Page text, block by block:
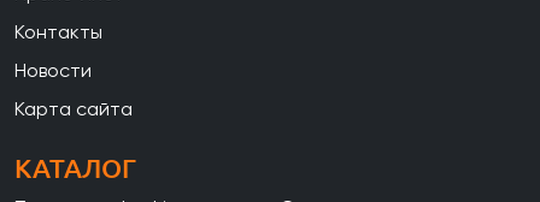
Контакты
Новости
Карта сайта
КАТАЛОГ